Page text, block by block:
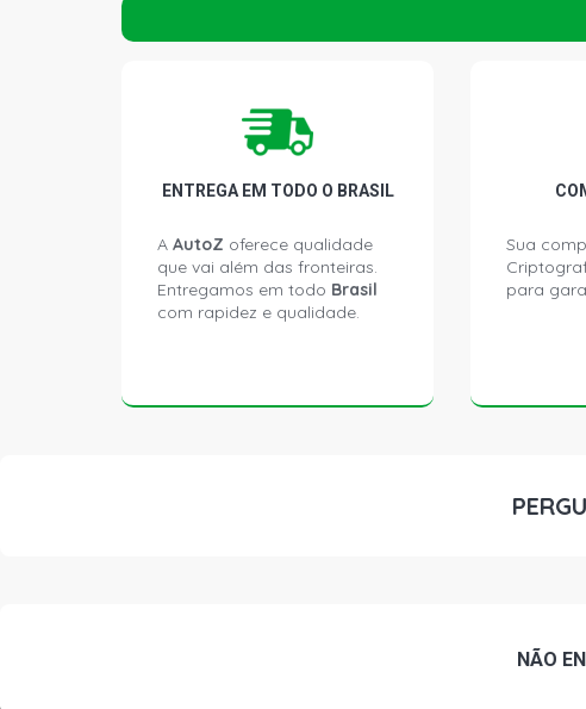
ENTREGA EM TODO O BRASIL
A AutoZ oferece qualidade
que vai além das fronteiras.
Entregamos em todo Brasil
com rapidez e qualidade.
Sua
para
NÃO